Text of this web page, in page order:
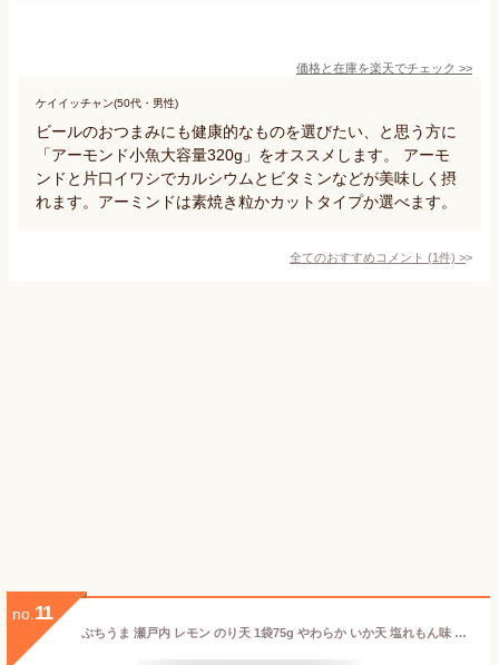
価格と在庫を楽天でチェック >>
ケイイッチャン(50代・男性)
ビールのおつまみにも健康的なものを選びたい、と思う方に
「アーモンド小魚大容量320g」をオススメします。 アーモ
ンドと片口イワシでカルシウムとビタミンなどが美味しく摂
れます。アーミンドは素焼き粒かカットタイプか選べます。
全てのおすすめコメント (1件) >
no. 11
ぶちうま 瀬戸内 レモン のり天 1袋75g やわらか いか天 塩れもん味 1袋45g 各2袋セット 広島尾道名産 送料無料 おつまみ 砂田食品